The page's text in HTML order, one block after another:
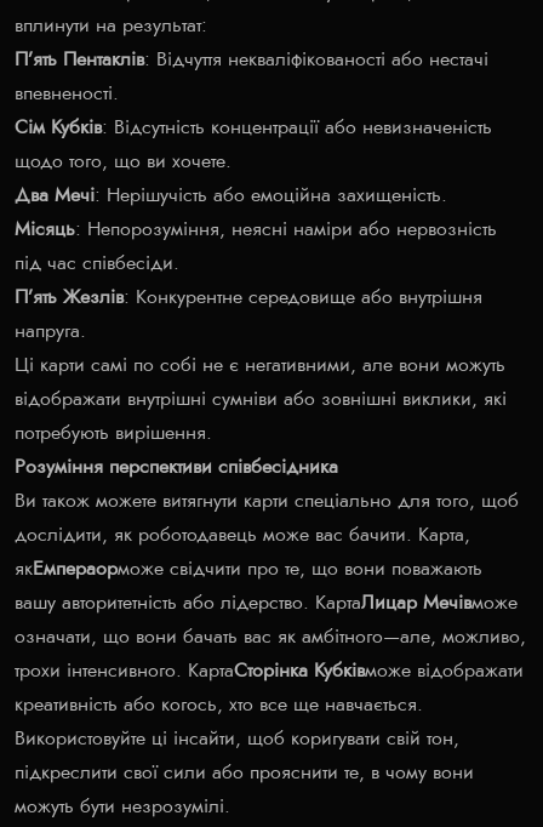
вплинути на результат:
П’ять Пентаклів: Відчуття некваліфікованості або нестачі
впевненості.
Сім Кубків: Відсутність концентрації або невизначеність
щодо того, що ви хочете.
Два Мечі: Нерішучість або емоційна захищеність.
Місяць: Непорозуміння, неясні наміри або нервозність
під час співбесіди.
П’ять Жезлів: Конкурентне середовище або внутрішня
напруга.
Ці карти самі по собі не є негативними, але вони можуть
відображати внутрішні сумніви або зовнішні виклики, які
потребують вирішення.
Розуміння перспективи співбесідника
Ви також можете витягнути карти спеціально для того, щоб
дослідити, як роботодавець може вас бачити. Карта,
якЕмпераорможе свідчити про те, що вони поважають
вашу авторитетність або лідерство. КартаЛицар Мечівможе
означати, що вони бачать вас як амбітного—але, можливо,
трохи інтенсивного. КартаСторінка Кубківможе відображати
креативність або когось, хто все ще навчається.
Використовуйте ці інсайти, щоб коригувати свій тон,
підкреслити свої сили або прояснити те, в чому вони
можуть бути незрозумілі.